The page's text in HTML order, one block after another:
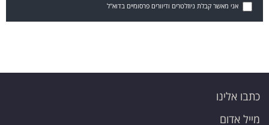
אני מאשר קבלת ניוזלטרים ודיוורים פרסומיים בדוא"ל
כתבו אלינו
מייל אדום